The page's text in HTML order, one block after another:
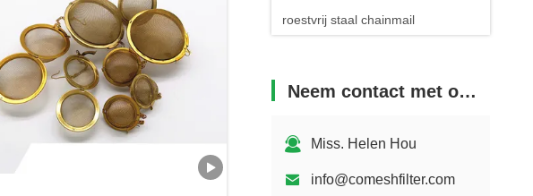
roestvrij staal chainmail
gaszuiveraar
Koude Rookgenerator
Neem contact met ons op
Miss. Helen Hou
info@comeshfilter.com